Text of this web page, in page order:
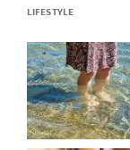
LIFESTYLE